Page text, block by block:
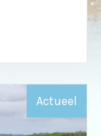
Actueel